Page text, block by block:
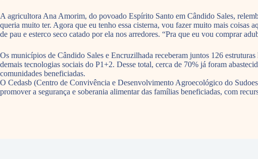
A agricultora Ana Amorim, do povoado Espírito Santo em Cândido Sales,
queria muito ter. Agora que eu tenho essa cisterna, vou fazer muito mais coisas
de pau e esterco seco catado por ela nos arredores. “Pra que eu vou comprar
Os municípios de Cândido Sales e Encruzilhada receberam juntos 126
demais tecnologias sociais do P1+2. Desse total, cerca de 70% já foram
comunidades beneficiadas.
O Cedasb (Centro de Convivência e Desenvolvimento Agroecológico do
promover a segurança e soberania alimentar das famílias beneficiadas, com